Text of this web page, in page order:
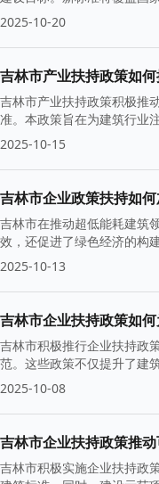
2025-10-20
吉林市产业扶持政策如
吉林市产业扶持政策积极推
准。本政策旨在为建筑行业
2025-10-15
吉林市企业政策扶持如
吉林市在推动超低能耗建筑
效，还促进了绿色经济的构
2025-10-13
吉林市企业扶持政策如
吉林市积极推行企业扶持政
范。这些政策不仅提升了建
2025-10-08
吉林市企业扶持政策推
吉林市积极实施企业扶持政